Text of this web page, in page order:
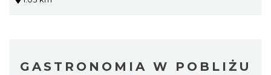
GASTRONOMIA W POBLIŻU